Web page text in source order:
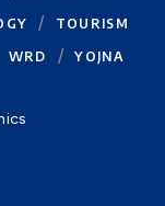
TOURISM
WRD
YOJNA